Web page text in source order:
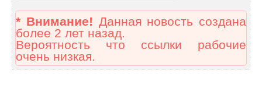
* Внимание! Данная новость создана
более 2 лет назад.
Вероятность что ссылки рабочие
очень низкая.